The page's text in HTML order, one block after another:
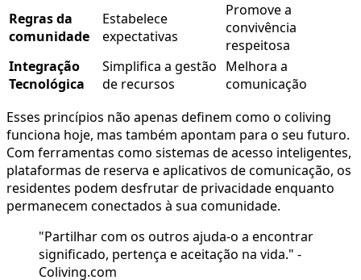
Regras da
comunidade
Estabelece
expectativas
Promove a
convivência
respeitosa
Integração
Tecnológica
Simplifica a gestão
de recursos
Melhora a
comunicação
Esses princípios não apenas definem como o coliving
funciona hoje, mas também apontam para o seu futuro.
Com ferramentas como sistemas de acesso inteligentes,
plataformas de reserva e aplicativos de comunicação, os
residentes podem desfrutar de privacidade enquanto
permanecem conectados à sua comunidade.
"Partilhar com os outros ajuda-o a encontrar
significado, pertença e aceitação na vida." -
Coliving.com